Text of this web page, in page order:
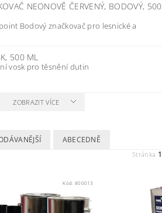
NEONOVĚ ČERVENÝ, BODOVÝ, 500
Bodový značkovač pro lesnické a
500 ML
vosk pro těsnění dutin
ZOBRAZIT VÍCE
ABECEDNĚ
Stránka 1
Kód: 800013